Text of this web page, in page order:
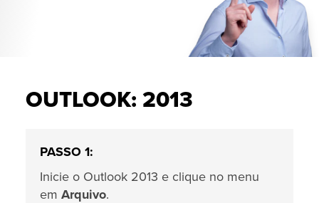
OUTLOOK: 2013
PASSO 1:
Inicie o Outlook 2013 e clique no menu
em Arquivo.